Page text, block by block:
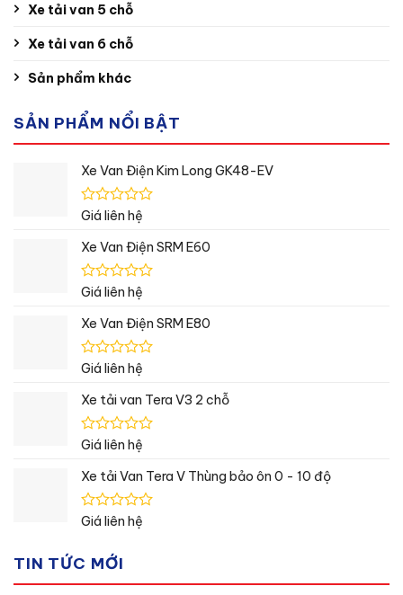
Xe tải van 5 chỗ
Xe tải van 6 chỗ
Sản phẩm khác
SẢN PHẨM NỔI BẬT
Xe Van Điện Kim Long GK48-EV
Được
hạng
5
sao
Giá liên hệ
Xe Van Điện SRM E60
Được
hạng
5
sao
Giá liên hệ
Xe Van Điện SRM E80
Được
hạng
5
sao
Giá liên hệ
Xe tải van Tera V3 2 chỗ
Được
hạng
5
sao
Giá liên hệ
Xe tải Van Tera V Thùng bảo ôn 0 - 10 độ
Được
0
Giá liên hệ
TIN TỨC MỚI